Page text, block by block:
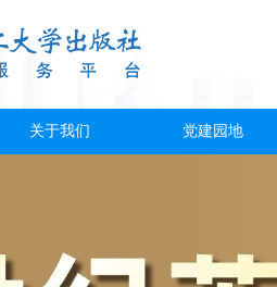
关于我们 党建园地